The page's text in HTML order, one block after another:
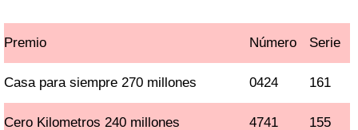
Premio Número Serie
Casa para siempre 270 millones 0424 161
Cero Kilometros 240 millones 4741 155